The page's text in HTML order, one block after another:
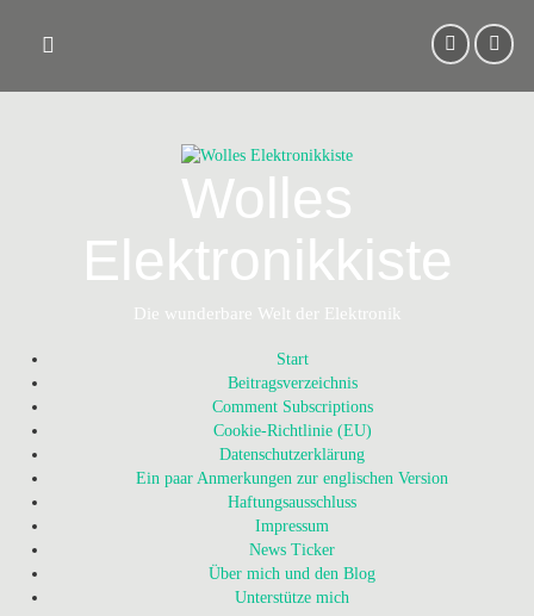
content
Wolles
Elektronikkiste
Die wunderbare Welt der Elektronik
Start
Beitragsverzeichnis
Comment Subscriptions
Cookie-Richtlinie (EU)
Datenschutzerklärung
Ein paar Anmerkungen zur englischen Version
Haftungsausschluss
Impressum
News Ticker
Über mich und den Blog
Unterstütze mich